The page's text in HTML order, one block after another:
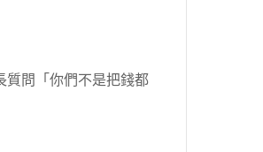
質問「你們不是把錢都